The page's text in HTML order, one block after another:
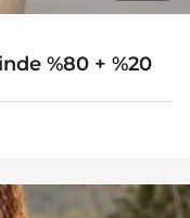
%80 + %20